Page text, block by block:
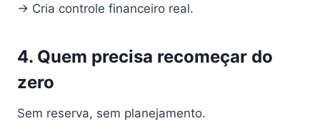
→ Cria controle financeiro real.
4. Quem precisa recomeçar do
zero
Sem reserva, sem planejamento.